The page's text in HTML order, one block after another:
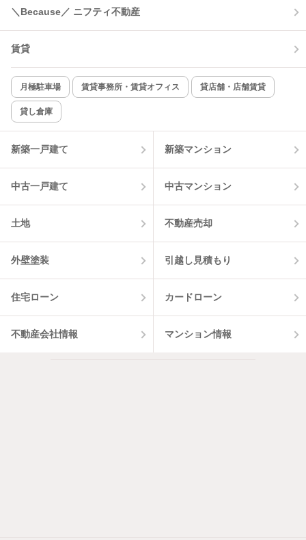
コンロ2口以上
新着のみ インターネット無料
該当件数:
物件一覧に反映
＼Because／ ニフティ不動産
賃貸
月極駐車場 賃貸事務所・賃貸オフィス 貸店舗・店舗賃貸
貸し倉庫
新築一戸建て 新築マンション
中古一戸建て 中古マンション
土地 不動産売却
外壁塗装 引越し見積もり
住宅ローン カードローン
不動産会社情報 マンション情報